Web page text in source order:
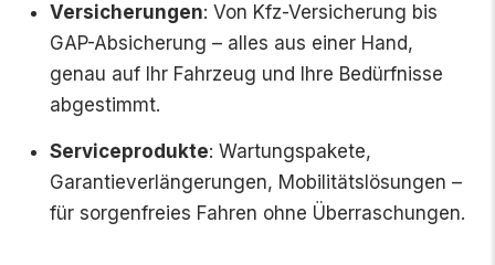
Versicherungen: Von Kfz-Versicherung bis
GAP-Absicherung – alles aus einer Hand,
genau auf Ihr Fahrzeug und Ihre Bedürfnisse
abgestimmt.
Serviceprodukte: Wartungspakete,
Garantieverlängerungen, Mobilitätslösungen –
für sorgenfreies Fahren ohne Überraschungen.